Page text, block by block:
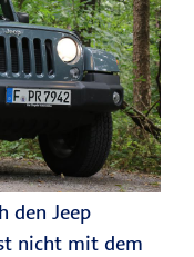
den Jeep
nicht mit dem